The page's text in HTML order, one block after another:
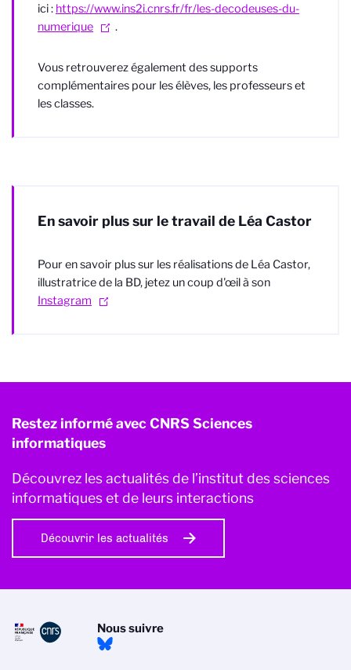
ici : https://www.ins2i.cnrs.fr/fr/les-decodeuses-du-
numerique
.
Vous retrouverez également des supports
complémentaires pour les élèves, les professeurs et
les classes.
En savoir plus sur le travail de Léa Castor
Pour en savoir plus sur les réalisations de Léa Castor,
illustratrice de la BD, jetez un coup d'œil à son
Instagram
Restez informé avec CNRS Sciences
informatiques
Découvrez les actualités de l’institut des sciences
informatiques et de leurs interactions
Découvrir les actualités
Nous suivre